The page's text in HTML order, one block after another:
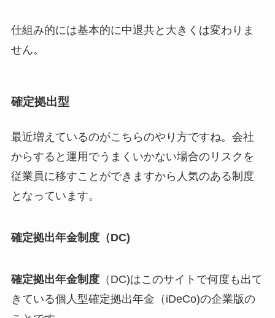
仕組み的には基本的に中退共と大きくは変わりま
せん。
確定拠出型
最近増えているのがこちらのやり方ですね。会社
からすると運用でうまくいかない場合のリスクを
従業員に移すことができますから人気のある制度
となっています。
確定拠出年金制度（DC)
確定拠出年金制度（DC)はこのサイトで何度も出て
きている個人型確定拠出年金（iDeCo)の企業版の